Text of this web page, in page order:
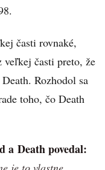
časti rovnaké,
časti preto, že
Rozhodol sa
toho, čo Death
a Death povedal: